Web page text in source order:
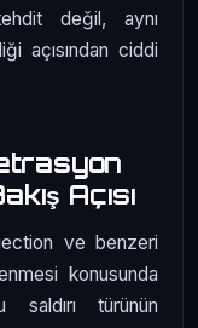
değil, aynı
açısından ciddi
Açısı
ve benzeri
konusunda
türünün